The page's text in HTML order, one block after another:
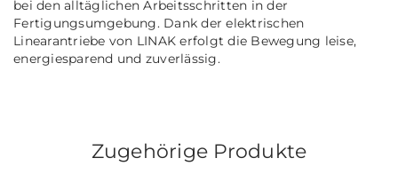
bei den alltäglichen Arbeitsschritten in der
Fertigungsumgebung. Dank der elektrischen
Linearantriebe von LINAK erfolgt die Bewegung leise,
energiesparend und zuverlässig.
Zugehörige Produkte